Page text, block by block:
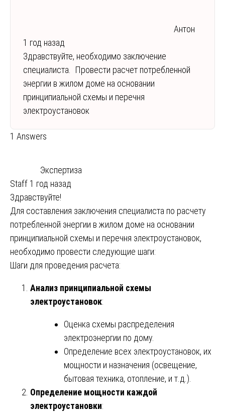
Антон
1 год назад
Здравствуйте, необходимо заключение
специалиста. Провести расчет потребленной
энергии в жилом доме на основании
принципиальной схемы и перечня
электроустановок
1 Answers
Экспертиза
Staff 1 год назад
Здравствуйте!
Для составления заключения специалиста по расчету
потребленной энергии в жилом доме на основании
принципиальной схемы и перечня электроустановок,
необходимо провести следующие шаги:
Шаги для проведения расчета:
Анализ принципиальной схемы
электроустановок:
Оценка схемы распределения
электроэнергии по дому.
Определение всех электроустановок, их
мощности и назначения (освещение,
бытовая техника, отопление, и т.д.).
Определение мощности каждой
электроустановки: